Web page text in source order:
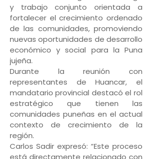
y trabajo conjunto orientada a
fortalecer el crecimiento ordenado
de las comunidades, promoviendo
nuevas oportunidades de desarrollo
económico y social para la Puna
jujeña.
Durante la reunión con
representantes de Huancar, el
mandatario provincial destacó el rol
estratégico que tienen las
comunidades puneñas en el actual
contexto de crecimiento de la
región.
Carlos Sadir expresó: “Este proceso
está directamente relacionado con